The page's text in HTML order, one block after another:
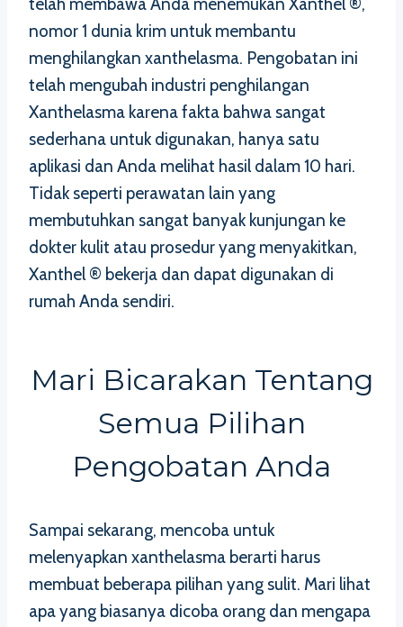
telah membawa Anda menemukan Xanthel ®,
nomor 1 dunia krim untuk membantu
menghilangkan xanthelasma. Pengobatan ini
telah mengubah industri penghilangan
Xanthelasma karena fakta bahwa sangat
sederhana untuk digunakan, hanya satu
aplikasi dan Anda melihat hasil dalam 10 hari.
Tidak seperti perawatan lain yang
membutuhkan sangat banyak kunjungan ke
dokter kulit atau prosedur yang menyakitkan,
Xanthel ® bekerja dan dapat digunakan di
rumah Anda sendiri.
Mari Bicarakan Tentang
Semua Pilihan
Pengobatan Anda
Sampai sekarang, mencoba untuk
melenyapkan xanthelasma berarti harus
membuat beberapa pilihan yang sulit. Mari lihat
apa yang biasanya dicoba orang dan mengapa